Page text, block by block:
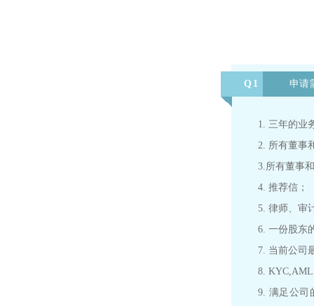
Q1 申请
1. 三年的业
2. 所有董事
3.所有董事
4. 推荐信；
5. 律师、审
6. 一份股东
7. 当前公司
8.
9. 满足公司